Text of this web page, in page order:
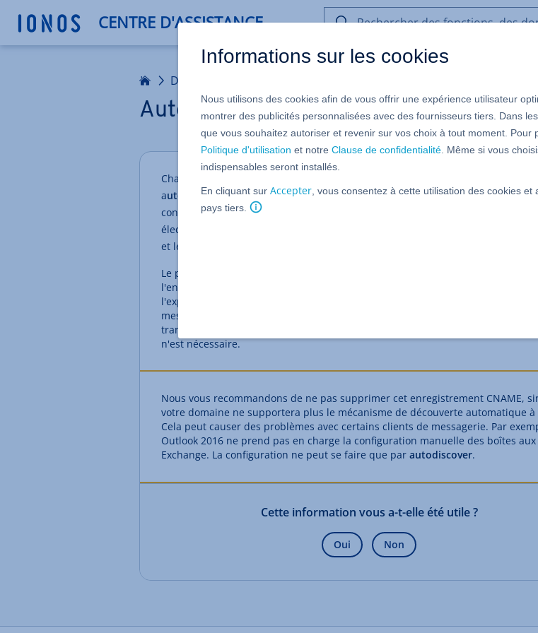
CENTRE D'ASSISTANCE
ou
de
l’aide
Domaines
Autodiscover
Chaque domaine enregistré chez IONOS a automatiquement l'enregistrement
autodiscover (adsredir.1and1.info). Cet enregistrementDNSfournit un
configure une boîte aux lettres électronique dans un programme de courrier
électronique, tel que Microsoft Outlook, uniquement en entrant l'adresse
et le mot de passe.
Le processus de configuration des programmes de messagerie est simplifié
l'enregistrement CNAME
l'expérience utilisateur. Vous n'avez pas besoin d'entrer un nom de serveur de
messagerie ou un numéro de port, car ces informations sont automatiquement
transmises par l'enregistrement CNAME a
n'est nécessaire.
Nous vous recommandons de ne pas supprimer cet enregistrement CNAME,
votre domaine ne supportera plus le mécanisme de découverte automatique à
Cela peut causer des problèmes avec certains clients de messagerie. Par
Outlook 2016 ne prend pas en charge la configuration manuelle des boîtes
Exchange. La configuration ne peut se faire que par autodiscover.
Cette information vous a-t-elle été utile ?
Oui Non
Informations sur les cookies
Nous utilisons des cookies afin de vous offrir une expérience utilisateur
montrer des publicités personnalisées avec des fournisseurs tiers. Dans les
que vous souhaitez autoriser et revenir sur vos choix à tout moment. Pour
Politique d'utilisation et notre Clause de confidentialité . Même si vous
indispensables seront installés.
En cliquant sur Accepter , vous consentez à cette utilisation des cookies
pays tiers.